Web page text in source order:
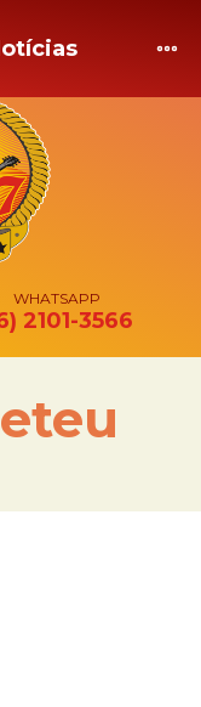
WHATSAPP
2101-3566